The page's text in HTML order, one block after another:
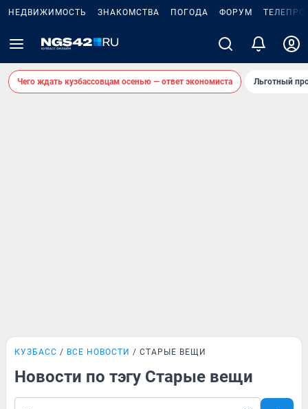
НЕДВИЖИМОСТЬ ЗНАКОМСТВА ПОГОДА ФОРУМ
Чего ждать кузбассовцам осенью — ответ экономиста Льготный
КУЗБАСС ВСЕ НОВОСТИ СТАРЫЕ ВЕЩИ
Новости по тэгу Старые вещи